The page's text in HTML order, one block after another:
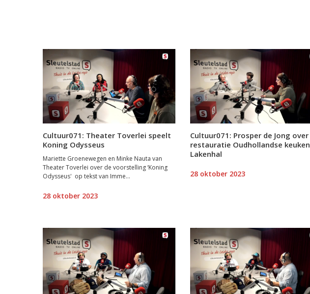
Cultuur071: Theater Toverlei speelt
Koning Odysseus
Mariette Groenewegen en Minke Nauta van
Theater Toverlei over de voorstelling ‘Koning
Odysseus' op tekst van Imme...
28 oktober 2023
Cultuur071: Prosper de Jong over
restauratie Oudhollandse keuken
Lakenhal
28 oktober 2023